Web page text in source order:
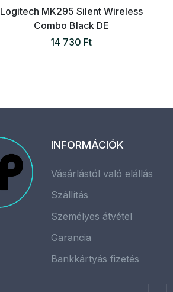
Logitech MK295 Silent Wireless
Combo Black DE
14 730 Ft
INFORMÁCIÓK
Vásárlástól való elállás
Szállítás
Személyes átvétel
Garancia
Bankkártyás fizetés